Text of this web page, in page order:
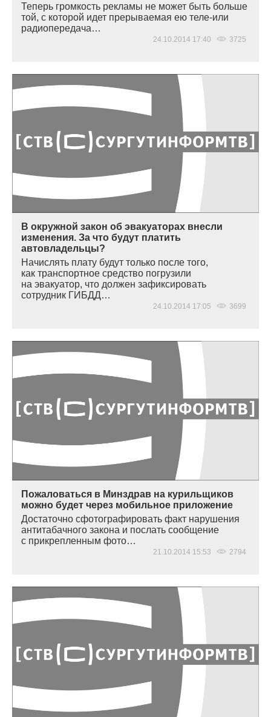
Теперь громкость рекламы не может быть больше
той, с которой идет прерываемая ею теле-или
радиопередача…
24.10.2014 17:40 3725
В окружной закон об эвакуаторах внесли
изменения. За что будут платить
автовладельцы?
Начислять плату будут только после того,
как транспортное средство погрузили
на эвакуатор, что должен зафиксировать
сотрудник ГИБДД…
24.10.2014 17:05 3699
Пожаловаться в Минздрав на курильщиков
можно будет через мобильное приложение
Достаточно сфотографировать факт нарушения
антитабачного закона и послать сообщение
с прикрепленным фото…
21.10.2014 15:53 2794